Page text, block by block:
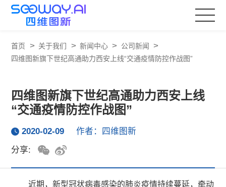
首页 > 关于我们 > 新闻中心 > 公司新闻 >
四维图新旗下世纪高通助力西安上线“交通疫情防控作战图”
四维图新旗下世纪高通助力西安上线
“交通疫情防控作战图”
2020-02-09
作者：四维图新
分享:
近期，新型冠状病毒感染的肺炎疫情持续蔓延，牵动